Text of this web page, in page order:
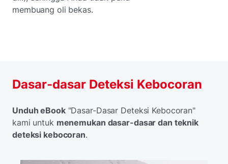
membuang oli bekas.
Dasar-dasar Deteksi Kebocoran
Unduh eBook"Dasar-Dasar Deteksi Kebocoran"
kami untuk menemukan dasar-dasar dan teknik
deteksi kebocoran.